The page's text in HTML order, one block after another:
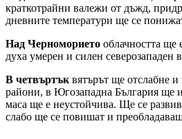
краткотрайни валежи от дъжд,
дневните температури ще се
Над Черноморието облачността
духа умерен и силен
В четвъртък вятърът ще отслабне
райони, в Югозападна България ще
маса ще е неустойчива. Ще се
слабо ще се повишат и